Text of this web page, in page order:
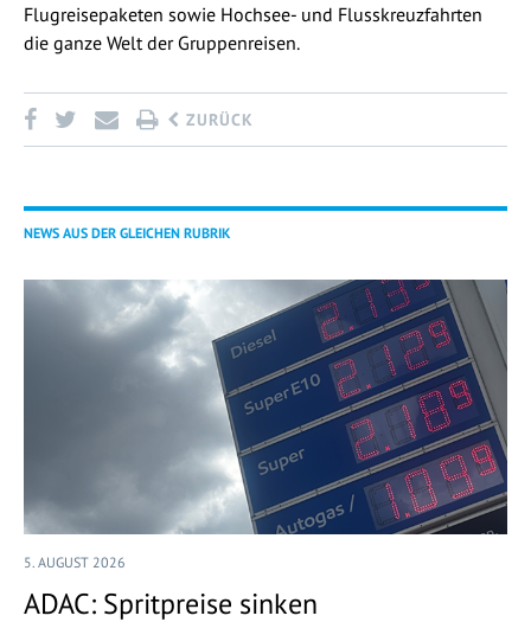
Flugreisepaketen sowie Hochsee- und Flusskreuzfahrten
die ganze Welt der Gruppenreisen.
ZURÜCK
NEWS AUS DER GLEICHEN RUBRIK
5. AUGUST 2026
ADAC: Spritpreise sinken